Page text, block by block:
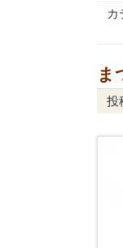
カ
ま
投